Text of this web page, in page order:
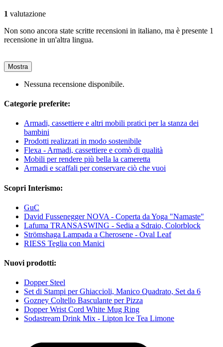
1 valutazione
Non sono ancora state scritte recensioni in italiano, ma è presente 1
recensione in un'altra lingua.
Mostra
Nessuna recensione disponibile.
Categorie preferite:
Armadi, cassettiere e altri mobili pratici per la stanza dei
bambini
Prodotti realizzati in modo sostenibile
Flexa - Armadi, cassettiere e comò di qualità
Mobili per rendere più bella la cameretta
Armadi e scaffali per conservare ciò che vuoi
Scopri Interismo:
GuC
David Fussenegger NOVA - Coperta da Yoga "Namaste"
Lafuma TRANSASWING - Sedia a Sdraio, Colorblock
Strömshaga Lampada a Cherosene - Oval Leaf
RIESS Teglia con Manici
Nuovi prodotti:
Dopper Steel
Set di Stampi per Ghiaccioli, Manico Quadrato, Set da 6
Gozney Coltello Basculante per Pizza
Dopper Wrist Cord White Mug Ring
Sodastream Drink Mix - Lipton Ice Tea Limone